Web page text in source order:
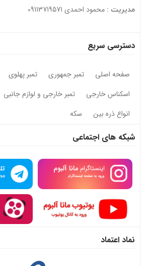
مدیریت : محمود احمدی 09113719571
دسترسی سریع
صفحه اصلی تمبر جمهوری تمبر پهلوی
اسکناس خارجی
تمبر خارجی و لوازم جانبی
انواع ذره بین
سکه
شبکه های اجتماعی
نماد اعتماد